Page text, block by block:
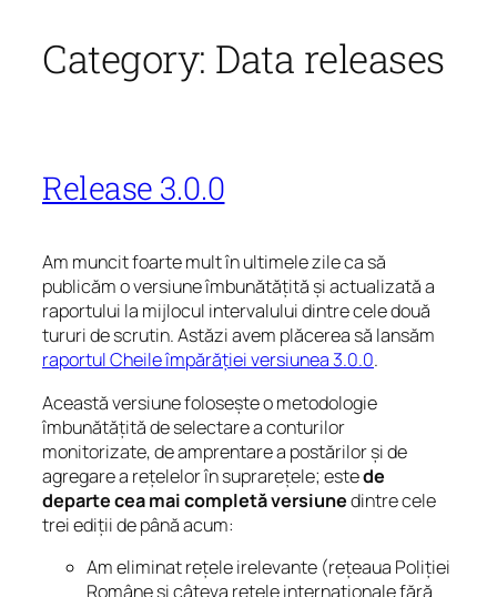
Category: Data releases
Release 3.0.0
Am muncit foarte mult în ultimele zile ca să
publicăm o versiune îmbunătățită și actualizată a
raportului la mijlocul intervalului dintre cele două
tururi de scrutin. Astăzi avem plăcerea să lansăm
raportul Cheile împărăției versiunea 3.0.0.
Această versiune folosește o metodologie
îmbunătățită de selectare a conturilor
monitorizate, de amprentare a postărilor și de
agregare a rețelelor în suprarețele; estede
departe cea mai completă versiunedintre cele
trei ediții de până acum:
Am eliminat rețele irelevante (rețeaua Poliției
Române și câteva rețele internaționale fără